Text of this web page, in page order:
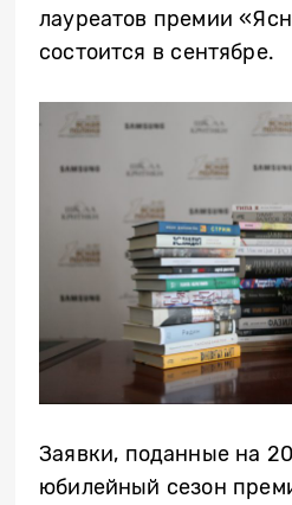
лауреатов премии
состоится в сентябре.
Заявки, поданные на
юбилейный сезон